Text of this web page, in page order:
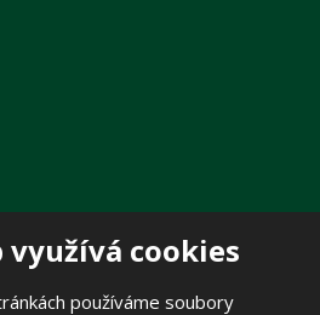
využívá cookies
používáme soubory
stránek |Zásady zpracování